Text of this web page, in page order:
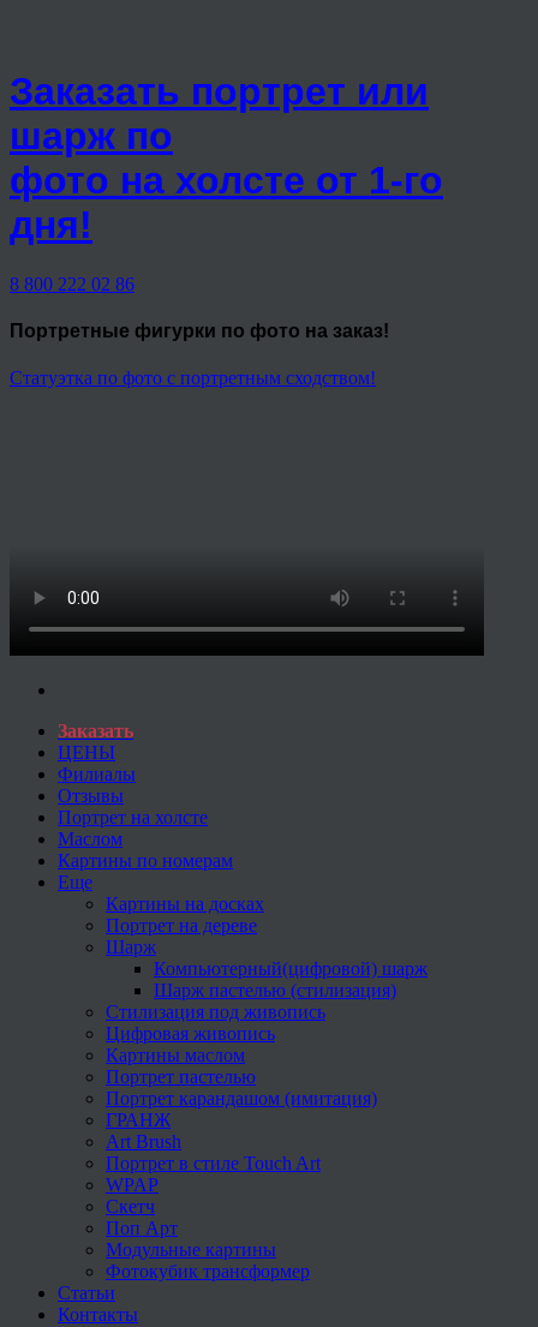
Заказать портрет или
шарж по
фото на холсте от 1-го
дня!
8 800 222 02 86
Портретные фигурки по фото на заказ!
Статуэтка по фото с портретным сходством!
Заказать
ЦЕНЫ
Филиалы
Отзывы
Портрет на холсте
Маслом
Картины по номерам
Еще
Картины на досках
Портрет на дереве
Шарж
Компьютерный(цифровой) шарж
Шарж пастелью (стилизация)
Стилизация под живопись
Цифровая живопись
Картины маслом
Портрет пастелью
Портрет карандашом (имитация)
ГРАНЖ
Art Brush
Портрет в стиле Touch Art
WPAP
Скетч
Поп Арт
Модульные картины
Фотокубик трансформер
Статьи
Контакты